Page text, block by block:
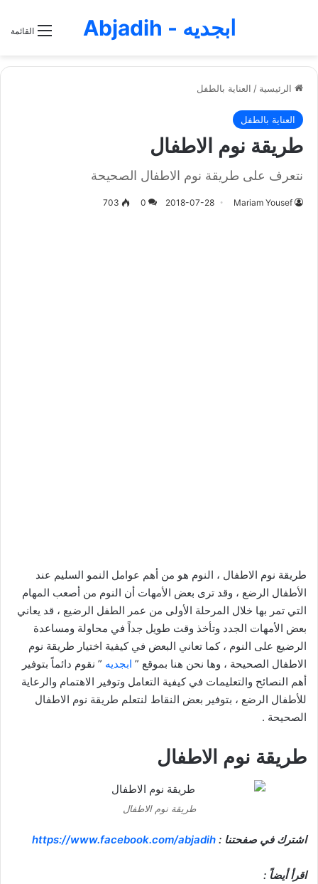
القائمة ابجديه - Abjadih
الرئيسية / العناية بالطفل
العناية بالطفل
طريقة نوم الاطفال
نتعرف على طريقة نوم الاطفال الصحيحة
Mariam Yousef
2018-07-28
0
703
طريقة نوم الاطفال ، النوم هو من أهم عوامل النمو السليم عند
الأطفال الرضع ، وقد ترى بعض الأمهات أن النوم من أصعب المهام
التي تمر بها خلال المرحلة الأولى من عمر الطفل الرضيع ، قد يعاني
بعض الأمهات الجدد وتأخذ وقت طويل جداً في محاولة ومساعدة
الرضيع على النوم ، كما تعاني البعض في كيفية اختيار طريقة نوم
الاطفال الصحيحة ، وها نحن هنا بموقع ” ابجديه ” نقوم دائماً بتوفير
أهم النصائح والتعليمات في كيفية التعامل وتوفير الاهتمام والرعاية
للأطفال الرضع ، بتوفير بعض النقاط لنتعلم طريقة نوم الاطفال
الصحيحة .
طريقة نوم الاطفال
طريقة نوم الاطفال
اشترك في صفحتنا : https://www.facebook.com/abjadih
اقرأ أيضاً :